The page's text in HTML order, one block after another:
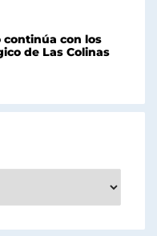
continúa con los
de Las Colinas